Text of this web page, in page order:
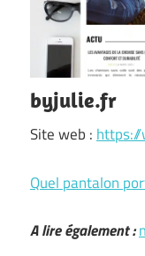
byjulie.fr
Site web :
Quel pantalon
A lire également :